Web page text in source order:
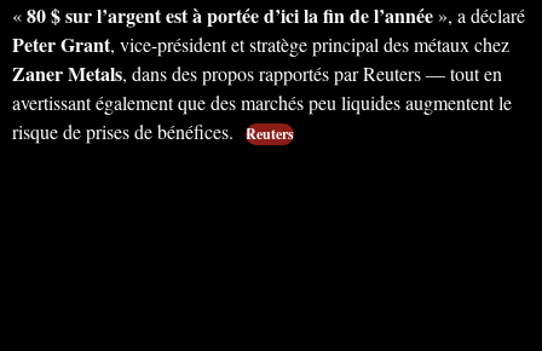
«80 $ sur l’argent est à portée d’ici la fin de l’année», a déclaré
Peter Grant, vice-président et stratège principal des métaux chez
Zaner Metals, dans des propos rapportés par Reuters — tout en
avertissant également que des marchés peu liquides augmentent le
risque de prises de bénéfices.
Reuters